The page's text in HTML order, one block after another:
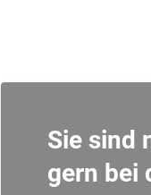
Sie sind
gern bei